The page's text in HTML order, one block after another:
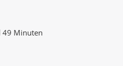
49 Minuten